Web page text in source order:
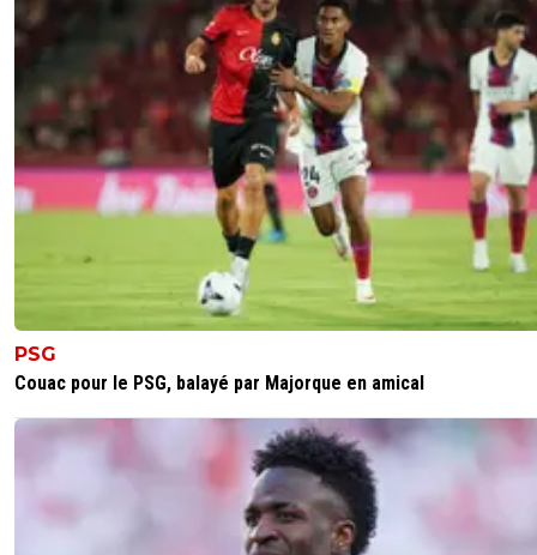
PSG
Couac pour le PSG, balayé par Majorque en amical